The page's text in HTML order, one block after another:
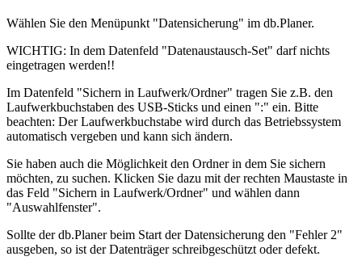
Wählen Sie den Menüpunkt "Datensicherung" im db.Planer.
WICHTIG: In dem Datenfeld "Datenaustausch-Set" darf nichts
eingetragen werden!!
Im Datenfeld "Sichern in Laufwerk/Ordner" tragen Sie z.B. den
Laufwerkbuchstaben des USB-Sticks und einen ":" ein. Bitte
beachten: Der Laufwerkbuchstabe wird durch das Betriebssystem
automatisch vergeben und kann sich ändern.
Sie haben auch die Möglichkeit den Ordner in dem Sie sichern
möchten, zu suchen. Klicken Sie dazu mit der rechten Maustaste in
das Feld "Sichern in Laufwerk/Ordner" und wählen dann
"Auswahlfenster".
Sollte der db.Planer beim Start der Datensicherung den "Fehler 2"
ausgeben, so ist der Datenträger schreibgeschützt oder defekt.